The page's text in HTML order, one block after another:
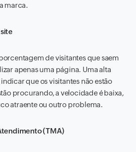
marca.
site
de visitantes que saem
apenas uma página. Uma alta
que os visitantes não estão
procurando, a velocidade é baixa,
atraente ou outro problema.
(TMA)